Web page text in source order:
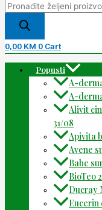
0,00 KM 0 Cart
Popusti
A-
A-
Alivit
31/08
Apivita
Avene
Babe
BioTeo
Ducray